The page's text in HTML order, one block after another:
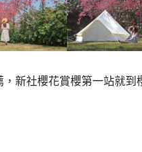
新社櫻花賞櫻第一站就